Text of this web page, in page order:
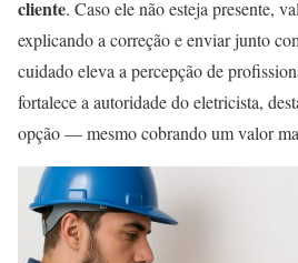
cliente. Caso ele não esteja presente,
explicando a correção e enviar junto
cuidado eleva a percepção de
fortalece a autoridade do eletricista,
opção — mesmo cobrando um valor